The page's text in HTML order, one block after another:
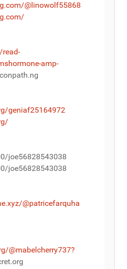
@linowolf55868
amp-
geniaf25164972
joe56828543038
joe56828543038
@patricefarquha
@mabelcherry737?